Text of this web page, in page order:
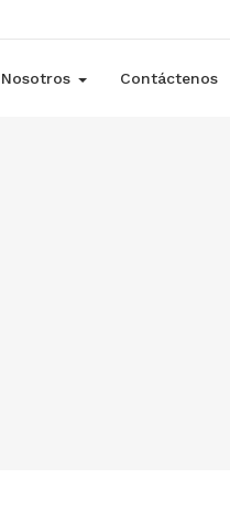
Nosotros Contáctenos